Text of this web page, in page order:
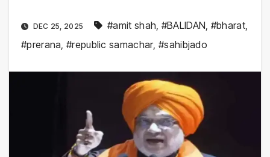
DEC 25, 2025 #amit shah, #BALIDAN, #bharat,
#prerana,#republic samachar,#sahibjado